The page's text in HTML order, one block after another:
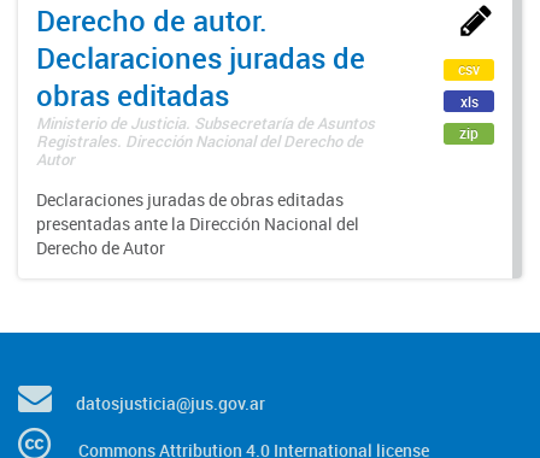
Derecho de autor.
Declaraciones juradas de
obras editadas
Ministerio de Justicia. Subsecretaría de Asuntos
Registrales. Dirección Nacional del Derecho de
Autor
Declaraciones juradas de obras editadas
presentadas ante la Dirección Nacional del
Derecho de Autor
csv
xls
zip
datosjusticia@jus.gov.ar
Commons Attribution 4.0 International license